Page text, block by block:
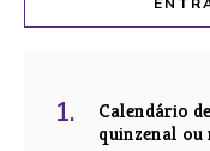
Calendário
quinzenal ou